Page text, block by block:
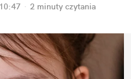
· 2 minuty czytania